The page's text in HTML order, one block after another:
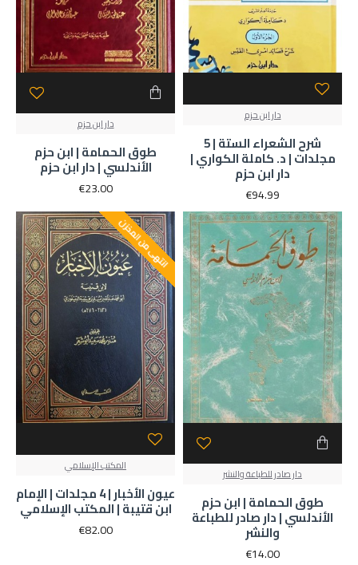
دار ابن حزم
شرح الشعراء الستة | 5
مجلدات | د. كاملة الكواري |
دار ابن حزم
€94.99
دار ابن حزم
طوق الحمامة | ابن حزم
الأندلسي | دار ابن حزم
€23.00
دار صادر للطباعة والنشر
طوق الحمامة | ابن حزم
الأندلسي | دار صادر للطباعة
والنشر
€14.00
انتهى من المخزن
المكتب الإسلامي
عيون الأخبار | 4 مجلدات | الإمام
ابن قتيبة | المكتب الإسلامي
€82.00